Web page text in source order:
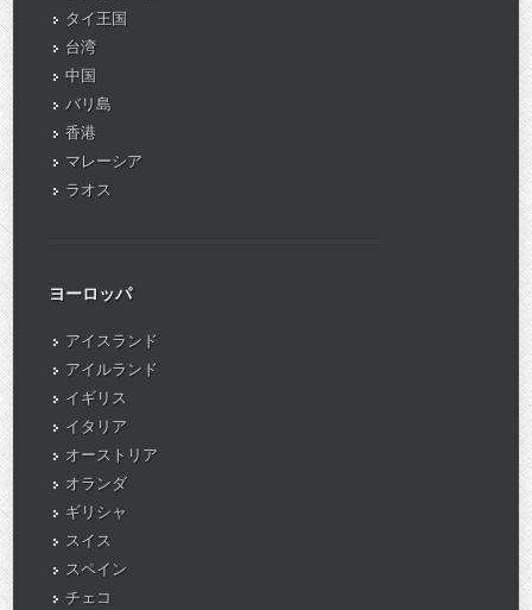
タイ王国
台湾
中国
バリ島
香港
マレーシア
ラオス
ヨーロッパ
アイスランド
アイルランド
イギリス
イタリア
オーストリア
オランダ
ギリシャ
スイス
スペイン
チェコ